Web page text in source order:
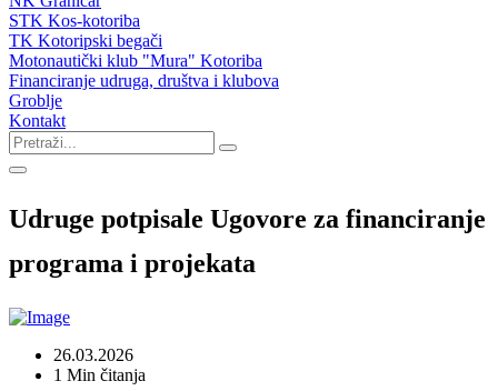
STK Kos-kotoriba
TK Kotoripski begači
Motonautički klub "Mura" Kotoriba
Financiranje udruga, društva i klubova
Groblje
Kontakt
Udruge potpisale Ugovore za financiranje
programa i projekata
26.03.2026
1 Min čitanja